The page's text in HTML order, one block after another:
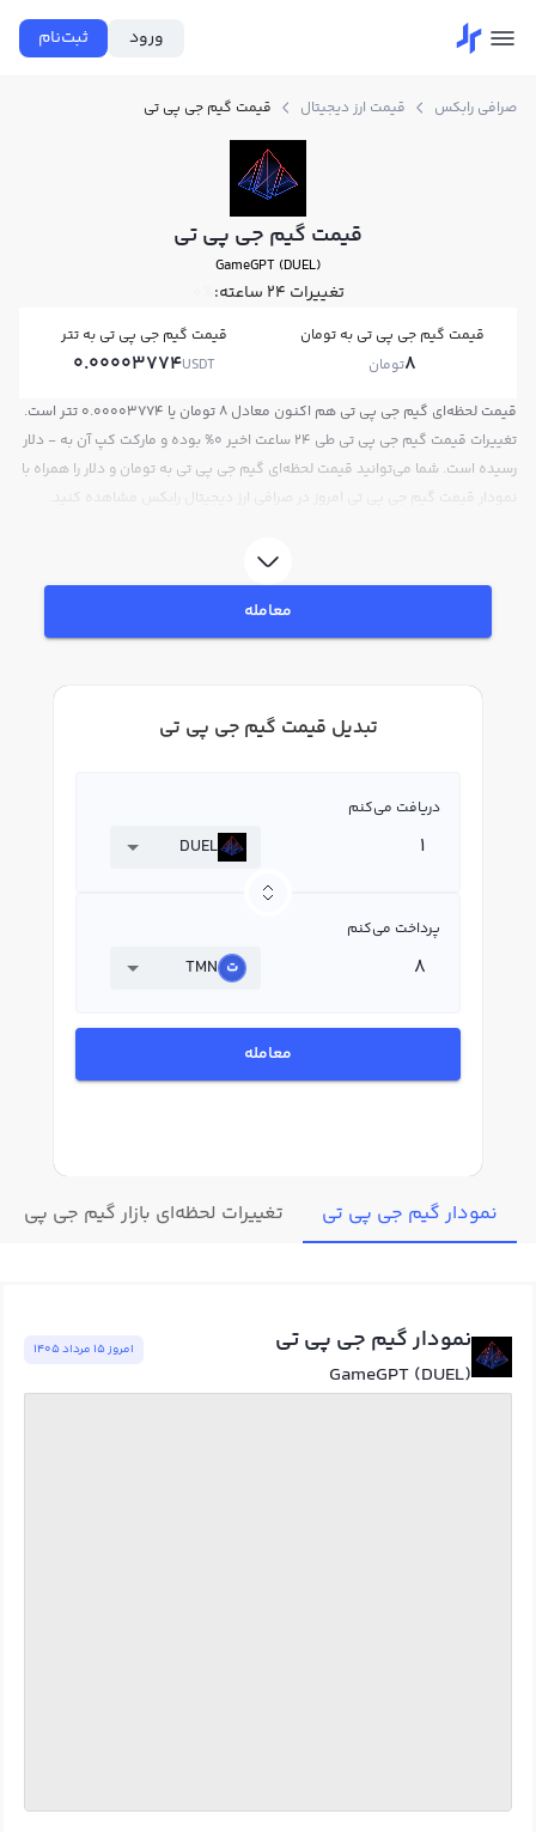
ورود ثبت‌نام
صرافی رابکس قیمت ارز دیجیتال قیمت گیم جی پی تی
قیمت گیم جی پی تی
GameGPT (DUEL)
تغییرات ۲۴ ساعته: 0%
قیمت گیم جی پی تی به تومان
8تومان
قیمت گیم جی پی تی به تتر
0.00003774USDT
قیمت لحظه‌ای گیم جی پی تی هم اکنون معادل 8 تومان یا 0.00003774 تتر است.
تغییرات قیمت گیم جی پی تی طی 24 ساعت اخیر 0% بوده و مارکت کپ آن به - دلار
رسیده است. شما می‌توانید قیمت لحظه‌ای گیم جی پی تی به تومان و دلار را همراه با
نمودار قیمت گیم جی پی تی امروز در صرافی ارز دیجیتال رابکس مشاهده کنید.
معامله
تبدیل قیمت گیم جی پی تی
دریافت می‌کنم
DUEL
پرداخت می‌کنم
TMN
معامله
نمودار گیم جی پی تی تغییرات لحظه‌ای بازار گیم جی پی تی
نمودار گیم جی پی تی
GameGPT (DUEL)
امروز ١٥ مرداد ١٤٠٥